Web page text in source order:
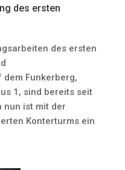
des ersten
des ersten
Funkerberg,
1, sind bereits seit
nun ist mit der
Konterturms ein